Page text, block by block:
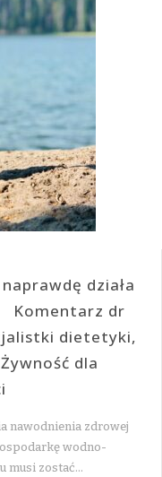
działa
Komentarz dr
dietetyki,
dla
nawodnienia zdrowej
wodno-
musi zostać…